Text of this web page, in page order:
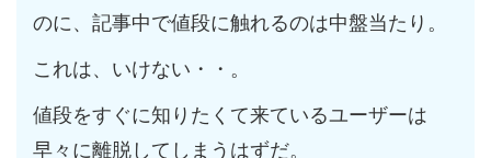
のに、記事中で値段に触れるのは中盤当たり。
これは、いけない・・。
値段をすぐに知りたくて来ているユーザーは
早々に離脱してしまうはずだ。